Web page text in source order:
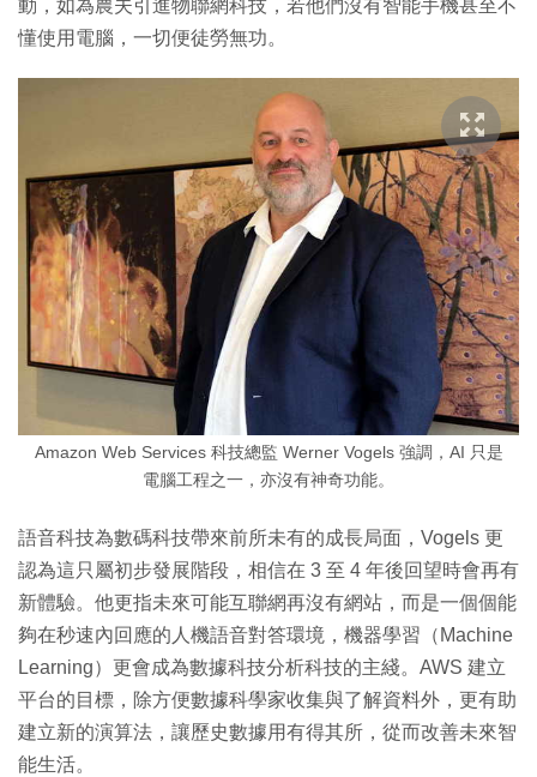
動，如為農夫引進物聯網科技，若他們沒有智能手機甚至不
懂使用電腦，一切便徒勞無功。
Amazon Web Services 科技總監 Werner Vogels 強調，AI 只是
電腦工程之一，亦沒有神奇功能。
語音科技為數碼科技帶來前所未有的成長局面，Vogels 更
認為這只屬初步發展階段，相信在 3 至 4 年後回望時會再有
新體驗。他更指未來可能互聯網再沒有網站，而是一個個能
夠在秒速內回應的人機語音對答環境，機器學習（Machine
Learning）更會成為數據科技分析科技的主綫。AWS 建立
平台的目標，除方便數據科學家收集與了解資料外，更有助
建立新的演算法，讓歷史數據用有得其所，從而改善未來智
能生活。